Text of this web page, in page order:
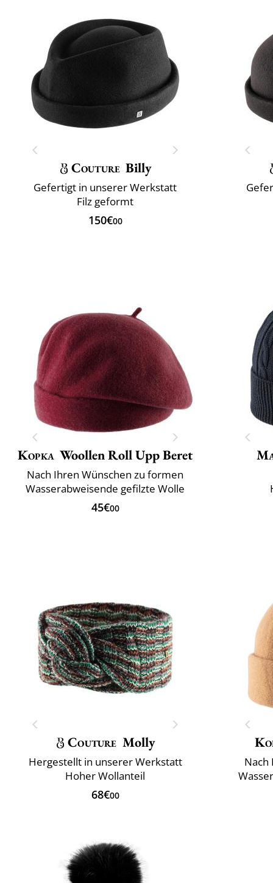
Couture Billy
Gefertigt in unserer Werkstatt
Filz geformt
150€00
Kopka Woollen Roll Upp Beret
Nach Ihren Wünschen zu formen
Wasserabweisende gefilzte Wolle
45€00
Couture Molly
Hergestellt in unserer Werkstatt
Hoher Wollanteil
68€00
Nach